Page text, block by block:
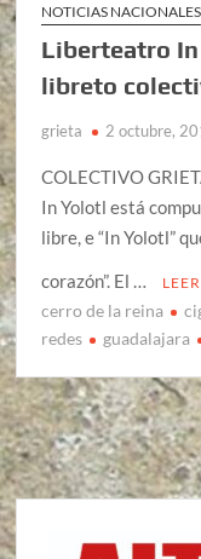
NOTICIAS NACIONALES
Liberteatro
libreto
grieta 2 octubre,
COLECTIVO
In Yolotl está
libre, e “In Yolotl”
corazón”. El …
cerro de la reina
redes
guadalajara